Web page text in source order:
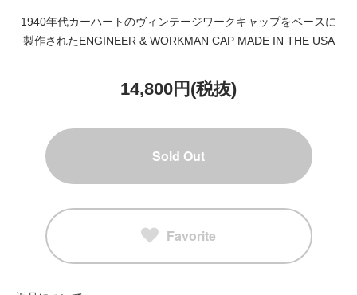
1940年代カーハートのヴィンテージワークキャップをベースに
製作されたENGINEER & WORKMAN CAP MADE IN THE USA
14,800円(税抜)
Sold Out
Favorite